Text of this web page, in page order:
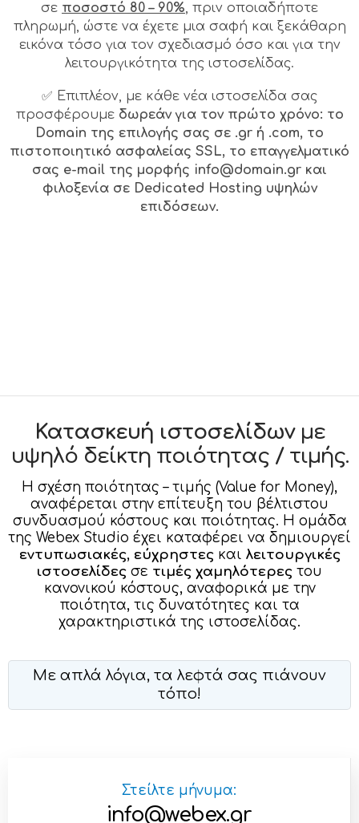
σε ποσοστό 80 – 90%, πριν οποιαδήποτε
πληρωμή, ώστε να έχετε μια σαφή και ξεκάθαρη
εικόνα τόσο για τον σχεδιασμό όσο και για την
λειτουργικότητα της ιστοσελίδας.
✅ Επιπλέον, με κάθε νέα ιστοσελίδα σας
προσφέρουμε δωρεάν για τον πρώτο χρόνο: το
Domain της επιλογής σας σε .gr ή .com, το
πιστοποιητικό ασφαλείας SSL, το επαγγελματικό
σας e-mail της μορφής info@domain.gr και
φιλοξενία σε Dedicated Hosting υψηλών
επιδόσεων.
Κατασκευή ιστοσελίδωνμε
υψηλό δείκτη ποιότητας / τιμής.
Η σχέση ποιότητας – τιμής (Value for Money),
αναφέρεται στην επίτευξη του βέλτιστου
συνδυασμού κόστους και ποιότητας. Η ομάδα
της Webex Studio έχει καταφέρει να δημιουργεί
εντυπωσιακές, εύχρηστεςκαι λειτουργικές
ιστοσελίδες σε τιμές χαμηλότερες του
κανονικού κόστους, αναφορικά με την
ποιότητα, τις δυνατότητες και τα
χαρακτηριστικά της ιστοσελίδας.
Με απλά λόγια, τα λεφτά σας πιάνουν
τόπο!
Στείλτε μήνυμα:
info@webex.gr